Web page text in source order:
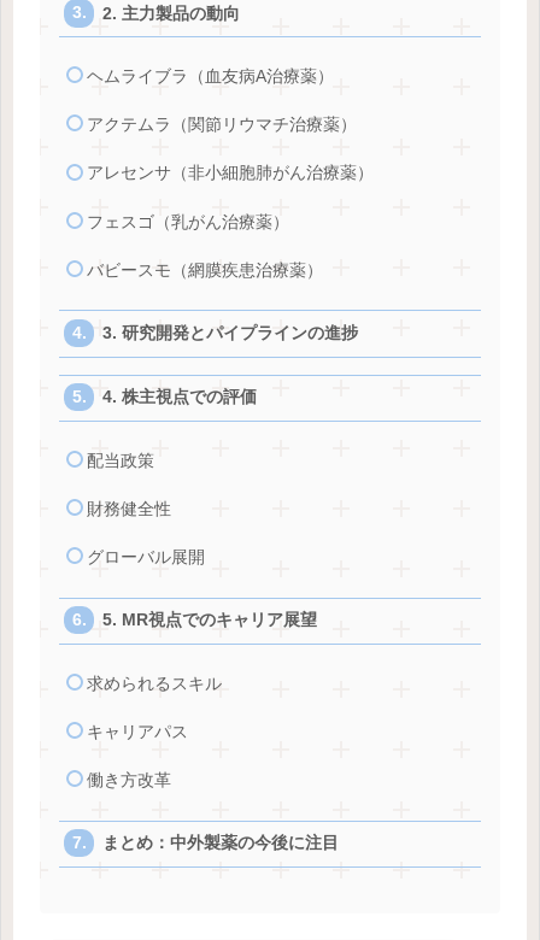
2. 主力製品の動向
ヘムライブラ（血友病A治療薬）
アクテムラ（関節リウマチ治療薬）
アレセンサ（非小細胞肺がん治療薬）
フェスゴ（乳がん治療薬）
バビースモ（網膜疾患治療薬）
3. 研究開発とパイプラインの進捗
4. 株主視点での評価
配当政策
財務健全性
グローバル展開
5. MR視点でのキャリア展望
求められるスキル
キャリアパス
働き方改革
まとめ：中外製薬の今後に注目